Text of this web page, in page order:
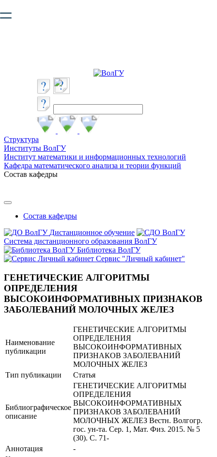
безопасную работу с сайтом. Пожалуйста
Структура
Институты ВолГУ
Институт математики и информационных технологий
Кафедра математического анализа и теории функций
Состав кафедры
Состав кафедры
Дистанционное обучение
Система дистанционного образования ВолГУ
Библиотека ВолГУ
Сервис "Личный кабинет"
ГЕНЕТИЧЕСКИЕ АЛГОРИТМЫ
ОПРЕДЕЛЕНИЯ
ВЫСОКОИНФОРМАТИВНЫХ ПРИЗНАКОВ
ЗАБОЛЕВАНИЙ МОЛОЧНЫХ ЖЕЛЕЗ
Наименование
публикации
ГЕНЕТИЧЕСКИЕ АЛГОРИТМЫ
ОПРЕДЕЛЕНИЯ
ВЫСОКОИНФОРМАТИВНЫХ
ПРИЗНАКОВ ЗАБОЛЕВАНИЙ
МОЛОЧНЫХ ЖЕЛЕЗ
Тип публикации
Статья
Библиографическое
описание
ГЕНЕТИЧЕСКИЕ АЛГОРИТМЫ
ОПРЕДЕЛЕНИЯ
ВЫСОКОИНФОРМАТИВНЫХ
ПРИЗНАКОВ ЗАБОЛЕВАНИЙ
МОЛОЧНЫХ ЖЕЛЕЗ Вестн. Волгогр.
гос. ун-та. Сер. 1, Мат. Физ. 2015. № 5
(30). С. 71-
Аннотация
-